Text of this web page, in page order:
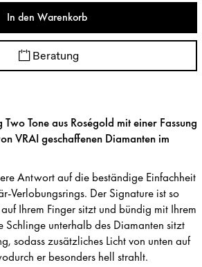
In den Warenkorb
Beratung
Tone aus Roségold mit einer Fassung
VRAI geschaffenen Diamanten im
Antwort auf die beständige Einfachheit
Verlobungsrings. Der Signature ist so
Ihrem Finger sitzt und bündig mit Ihrem
Schlinge unterhalb des Diamanten sitzt
sodass zusätzliches Licht von unten auf
er besonders hell strahlt.